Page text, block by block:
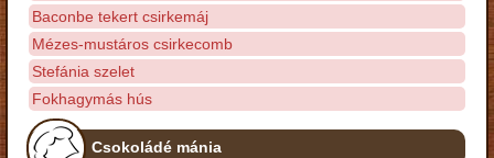
Baconbe tekert csirkemáj
Mézes-mustáros csirkecomb
Stefánia szelet
Fokhagymás hús
Csokoládé mánia